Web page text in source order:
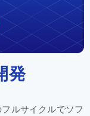
発
フルサイクルでソフ